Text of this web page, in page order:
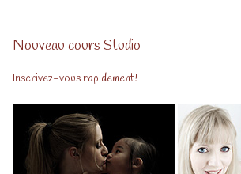
Nouveau cours Studio
Inscrivez-vous rapidement!